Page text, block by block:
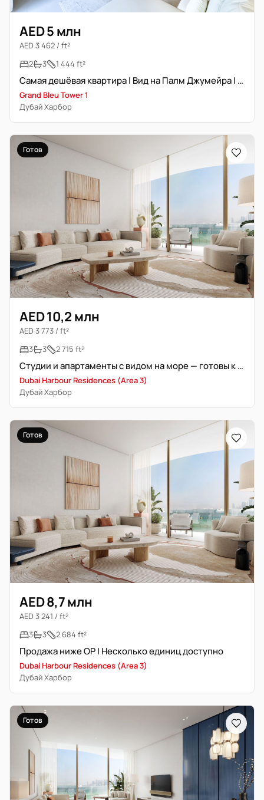
AED 5 млн
AED 3 462 / ft²
2
3 1 444 ft²
Самая дешёвая квартира | Вид на Палм Джумейра | Большая планировка
Grand Bleu Tower 1
Дубай Харбор
Готов
AED 10,2 млн
AED 3 773 / ft²
3
3 2 715 ft²
Студии и апартаменты с видом на море — готовы к заселению
Dubai Harbour Residences (Area 3)
Дубай Харбор
Готов
AED 8,7 млн
AED 3 241 / ft²
3
3 2 684 ft²
Продажа ниже OP | Несколько единиц доступно
Dubai Harbour Residences (Area 3)
Дубай Харбор
Готов